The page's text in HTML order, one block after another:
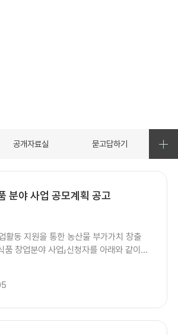
공개자료실 묻고답하기
분야 사업 공모계획 공고
활동 지원을 통한 농산물 부가가치 창출
품 창업분야 사업」신청자를 아래와 같이
49, 자부담 30%) 라. 지원대상: